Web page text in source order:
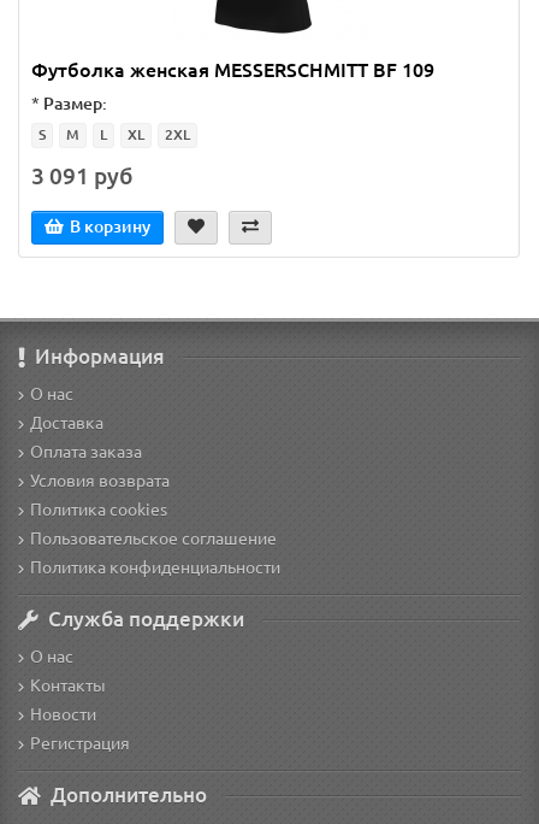
Футболка женская MESSERSCHMITT BF 109
* Размер:
S M L XL 2XL
3 091 руб
В корзину
Информация
О нас
Доставка
Оплата заказа
Условия возврата
Политика cookies
Пользовательское соглашение
Политика конфиденциальности
Служба поддержки
О нас
Контакты
Новости
Регистрация
Дополнительно